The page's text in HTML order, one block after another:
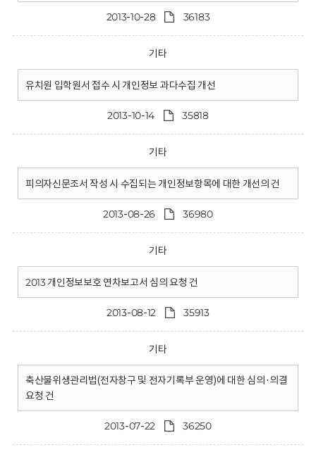
2013-10-28 36183
기타
유치원 입학원서 접수 시 개인정보 과다수집 개선
2013-10-14 35818
기타
피의자신문조서 작성 시 수집되는 개인정보항목에 대한 개선의 건
2013-08-26 36980
기타
2013 개인정보보호 연차보고서 심의 요청 건
2013-08-12 35913
기타
축산물위생관리법(전자창구 및 전자기록부 운영)에 대한 심의·의결
요청 건
2013-07-22 36250